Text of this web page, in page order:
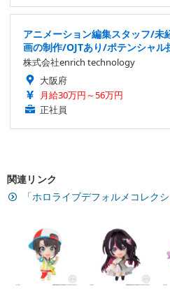
アニメーション編集スタッフ/未
画の制作/OJTあり/ポテンシャル
株式会社enrich technology
大阪府
月給30万円～56万円
正社員
関連リンク
「ホロライブデフォルメコレク